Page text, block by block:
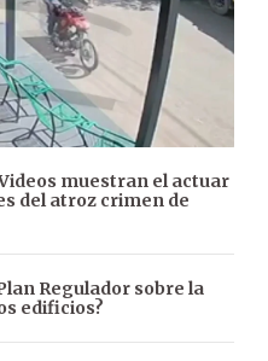
muestran el actuar
del atroz crimen de
Regulador sobre la
edificios?